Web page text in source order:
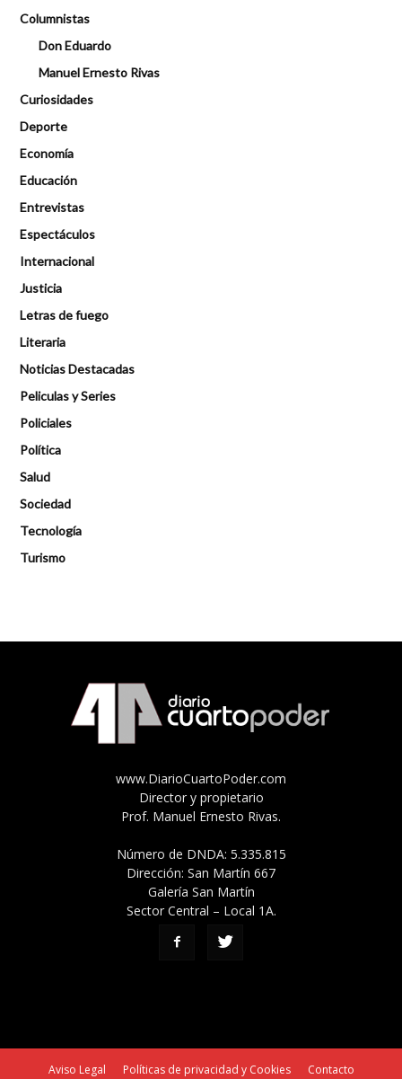
Columnistas
Don Eduardo
Manuel Ernesto Rivas
Curiosidades
Deporte
Economía
Educación
Entrevistas
Espectáculos
Internacional
Justicia
Letras de fuego
Literaria
Noticias Destacadas
Peliculas y Series
Policiales
Política
Salud
Sociedad
Tecnología
Turismo
www.DiarioCuartoPoder.com
Director y propietario
Prof. Manuel Ernesto Rivas.
Número de DNDA: 5.335.815
Dirección: San Martín 667
Galería San Martín
Sector Central – Local 1A.
Aviso Legal Políticas de privacidad y Cookies Contacto